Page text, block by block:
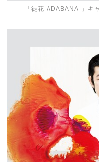
「徒花-ADABANA-」キ